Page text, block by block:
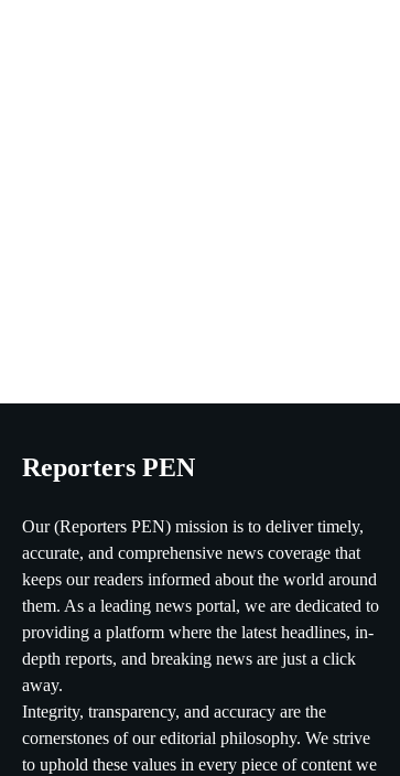
Reporters PEN
Our (Reporters PEN) mission is to deliver timely,
accurate, and comprehensive news coverage that
keeps our readers informed about the world around
them. As a leading news portal, we are dedicated to
providing a platform where the latest headlines, in-
depth reports, and breaking news are just a click
away.
Integrity, transparency, and accuracy are the
cornerstones of our editorial philosophy. We strive
to uphold these values in every piece of content we